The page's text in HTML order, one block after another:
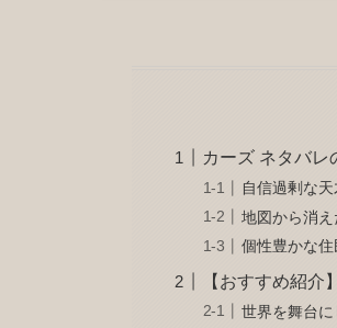
カーズ ネタバ
自信過剰な
地図から消
個性豊かな
【おすすめ紹
世界を舞台に